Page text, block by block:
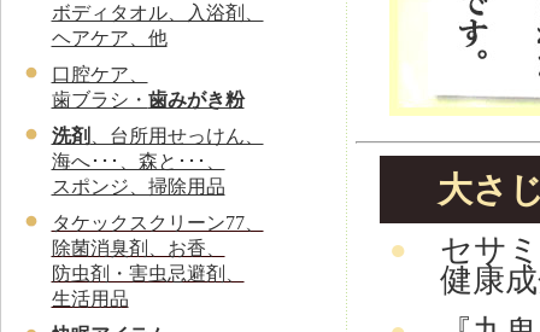
ボディタオル、入浴剤、
ヘアケア、他
口腔ケア、
歯ブラシ・ 歯みがき粉
洗剤
、台所用せっけん、
海へ･･･、森と･･･、
スポンジ、掃除用品
タケックスクリーン77、
除菌消臭剤、お香、
防虫剤・害虫忌避剤、
生活用品
大さ
●
セサ
健康